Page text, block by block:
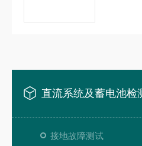
接地故障测试